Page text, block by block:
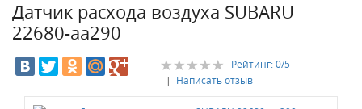
Датчик расхода воздуха SUBARU
22680-aa290
Рейтинг:0/5
| Написать отзыв